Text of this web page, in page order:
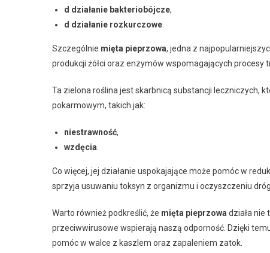
d działanie bakteriobójcze,
d działanie rozkurczowe
Szczególnie mięta pieprzowa, jedna z
produkcji żółci oraz enzymów wspomagających procesy
Ta zielona roślina jest skarbnicą substancji leczniczych,
pokarmowym, takich jak:
niestrawność,
wzdęcia
Co więcej, jej działanie uspokajające może pomóc w
sprzyja usuwaniu toksyn z organizmu i oczyszczeniu
Warto również podkreślić, że mięta pieprzowa działa nie
przeciwwirusowe wspierają naszą odporność. Dzięki
pomóc w walce z kaszlem oraz zapaleniem zatok.